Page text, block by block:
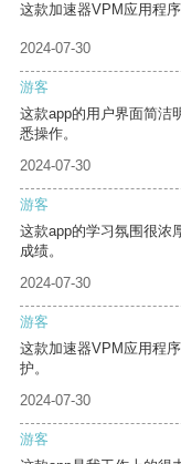
这款加速器VPM应用程
2024-07-30
游客
这款app的用户界面简洁
悉操作。
2024-07-30
游客
这款app的学习氛围很浓
成绩。
2024-07-30
游客
这款加速器VPM应用程
护。
2024-07-30
游客